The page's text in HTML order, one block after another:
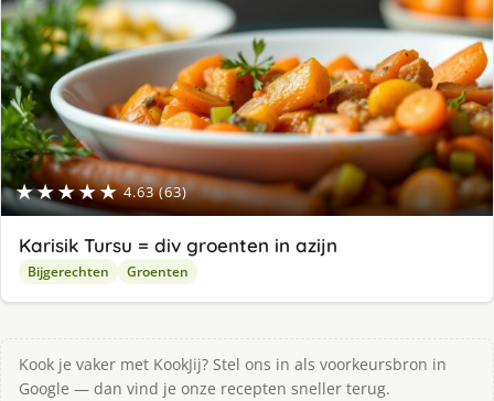
★★★★★ 4.63 (63)
Karisik Tursu = div groenten in azijn
Bijgerechten Groenten
Kook je vaker met KookJij? Stel ons in als voorkeursbron in
Google — dan vind je onze recepten sneller terug.